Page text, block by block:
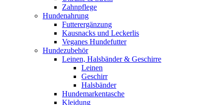
Zahnpflege
Hundenahrung
Futterergänzung
Kausnacks und Leckerlis
Veganes Hundefutter
Hundezubehör
Leinen, Halsbänder & Geschirre
Leinen
Geschirr
Halsbänder
Hundemarkentasche
Kleidung